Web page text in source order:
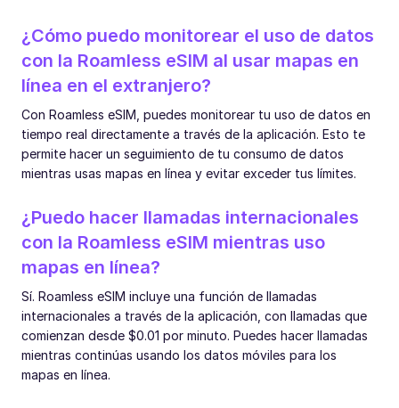
¿Cómo puedo monitorear el uso de datos
con la Roamless eSIM al usar mapas en
línea en el extranjero?
Con Roamless eSIM, puedes monitorear tu uso de datos en
tiempo real directamente a través de la aplicación. Esto te
permite hacer un seguimiento de tu consumo de datos
mientras usas mapas en línea y evitar exceder tus límites.
¿Puedo hacer llamadas internacionales
con la Roamless eSIM mientras uso
mapas en línea?
Sí. Roamless eSIM incluye una función de llamadas
internacionales a través de la aplicación, con llamadas que
comienzan desde $0.01 por minuto. Puedes hacer llamadas
mientras continúas usando los datos móviles para los
mapas en línea.